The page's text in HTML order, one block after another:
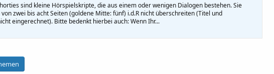
sind kleine Hörspielskripte, die aus einem oder wenigen Dialogen bestehen. Sie
zwei bis acht Seiten (goldene Mitte: fünf) i.d.R nicht überschreiten (Titel und
eingerechnet). Bitte bedenkt hierbei auch: Wenn Ihr...